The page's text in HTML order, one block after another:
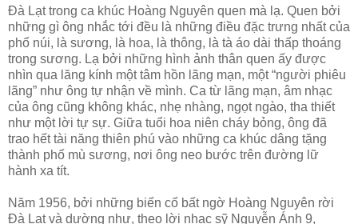
Đà Lạt trong ca khúc Hoàng Nguyên quen mà lạ. Quen bởi
những gì ông nhắc tới đều là những điều đặc trưng nhất của
phố núi, là sương, là hoa, là thông, là tà áo dài thấp thoáng
trong sương. Lạ bởi những hình ảnh thân quen ấy được
nhìn qua lăng kính một tâm hồn lãng mạn, một “người phiêu
lãng” như ông tự nhận về mình. Ca từ lãng mạn, âm nhạc
của ông cũng không khác, nhẹ nhàng, ngọt ngào, tha thiết
như một lời tự sự. Giữa tuổi hoa niên cháy bỏng, ông đã
trao hết tài năng thiên phú vào những ca khúc dâng tặng
thành phố mù sương, nơi ông neo bước trên đường lữ
hành xa tít.
Năm 1956, bởi những biến cố bất ngờ Hoàng Nguyên rời
Đà Lạt và dường như, theo lời nhạc sỹ Nguyễn Ánh 9,